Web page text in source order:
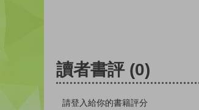
讀者書評 (0)
請登入給你的書籍評分